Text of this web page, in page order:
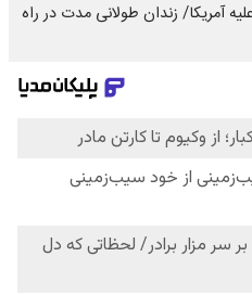
آمریکا/ زندان طولانی مدت در راه